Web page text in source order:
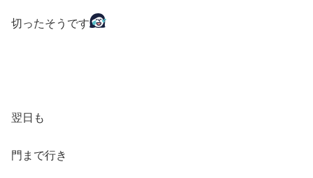
切ったそうです
翌日も
門まで行き